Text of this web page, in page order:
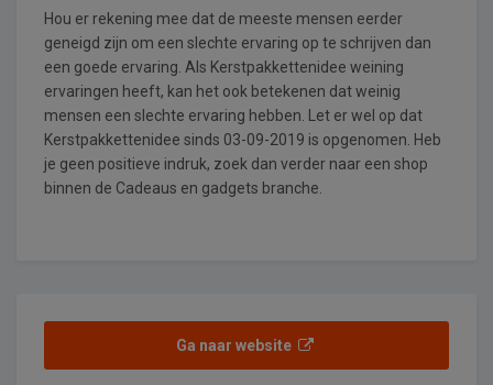
Hou er rekening mee dat de meeste mensen eerder
geneigd zijn om een slechte ervaring op te schrijven dan
een goede ervaring. Als Kerstpakkettenidee weining
ervaringen heeft, kan het ook betekenen dat weinig
mensen een slechte ervaring hebben. Let er wel op dat
Kerstpakkettenidee sinds 03-09-2019 is opgenomen. Heb
je geen positieve indruk, zoek dan verder naar een shop
binnen de Cadeaus en gadgets branche.
Ga naar website